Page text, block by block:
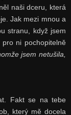
naši dceru, která
Jak mezi mnou a
stranu, když jsem
ni pochopitelně
jsem netušila,
Fakt se na tebe
který mě docela